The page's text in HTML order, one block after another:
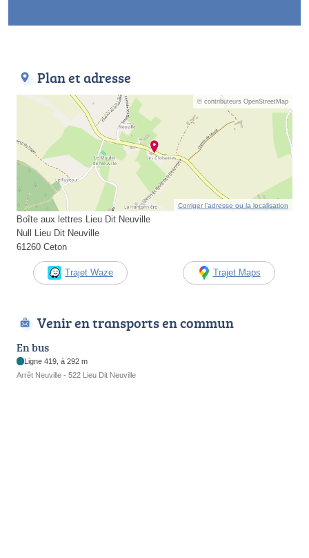
Plan et adresse
© contributeurs OpenStreetMap
Corriger l’adresse ou la localisation
Boîte aux lettres Lieu Dit Neuville
Null Lieu Dit Neuville
61260 Ceton
Trajet Waze Trajet Maps
Venir en transports en commun
En bus
Ligne 419, à 292 m
Arrêt Neuville - 522 Lieu Dit Neuville